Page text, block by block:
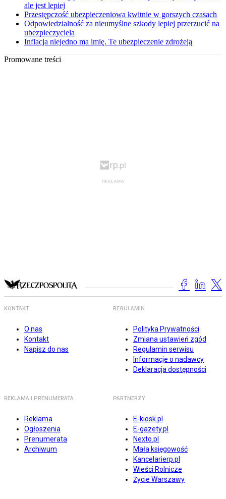
ale jest lepiej
Przestępczość ubezpieczeniowa kwitnie w gorszych czasach
Odpowiedzialność za nieumyślne szkody lepiej przerzucić na
ubezpieczyciela
Inflacja niejedno ma imię. Te ubezpieczenie zdrożeją
Promowane treści
KONTAKT
O nas
Kontakt
Napisz do nas
REGULAMIN
Polityka Prywatności
Zmiana ustawień zgód
Regulamin serwisu
Informacje o nadawcy
Deklaracja dostępności
REKLAMA I PRENUMERATA
Reklama
Ogłoszenia
Prenumerata
Archiwum
PARTNERZY
E-kiosk.pl
E-gazety.pl
Nexto.pl
Mała księgowość
Kancelarierp.pl
Wieści Rolnicze
Życie Warszawy